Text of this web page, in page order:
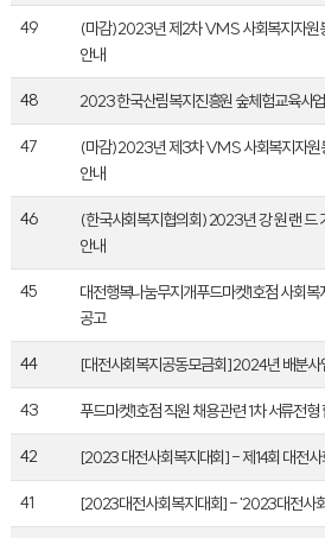
49
(마감) 2023년 제2차 VMS 사회복지자원
안내
48 2023 한국산림복지진흥원 숲체험교육사
47
(마감) 2023년 제3차 VMS 사회복지자원
안내
46
(한국사회복지협의회) 2023년 강 원 랜
안내
45
대전행복나눔무지개푸드마켓1호점 사회복
공고
44 [대전사회복지공동모금회] 2024년 배분사
43 푸드마켓1호점 직원 채용 관련 1차 서류전
42 [2023 대전사회복지대회] - 제14회 대전사
41 [2023대전사회복지대회] - '2023대전사